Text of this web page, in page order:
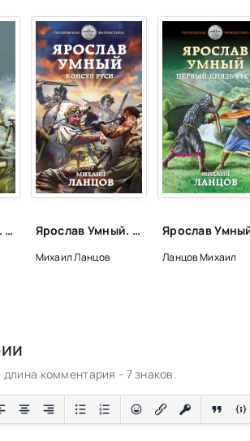
Ярослав Умный. Государь Руси - Михаил Ланцов (книга 4) Ярослав Умный. Консул Руси - Михаил Ланцов (книга 3)
Михаил Ланцов Ланцов Михаил
комментария - 7 знаков.